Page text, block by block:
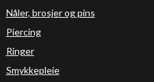
Nåler, brosjer og pins
Piercing
Ringer
Smykkepleie